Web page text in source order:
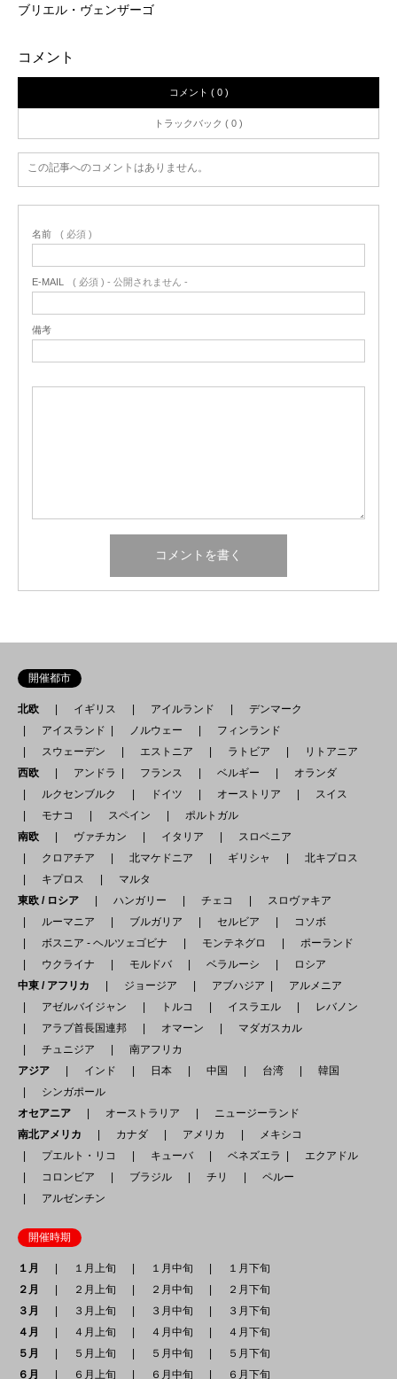
ブリエル・ヴェンザーゴ
コメント
コメント ( 0 )
トラックバック ( 0 )
この記事へのコメントはありません。
名前 ( 必須 )
E-MAIL ( 必須 ) - 公開されません -
備考
開催都市
北欧 イギリス アイルランド
デンマーク
アイスランド
ノルウェー
フィンランド
スウェーデン
エストニア ラトビア
リトアニア
西欧
アンドラ フランス ベルギー
オランダ
ルクセンブルク
ドイツ オーストリア
スイス
モナコ
スペイン
ポルトガル
南欧
ヴァチカン イタリア
スロベニア
クロアチア
北マケドニア ギリシャ
北キプロス
キプロス
マルタ
東欧 / ロシア
ハンガリー チェコ
スロヴァキア
ルーマニア
ブルガリア セルビア
コソボ
ボスニア - ヘルツェゴビナ
モンテネグロ
ポーランド
ウクライナ
モルドバ ベラルーシ
ロシア
中東 / アフリカ
ジョージア アブハジア
アルメニア
アゼルバイジャン
トルコ イスラエル
レバノン
アラブ首長国連邦
オマーン
マダガスカル
チュニジア
南アフリカ
アジア
インド 日本 中国 台湾
韓国
シンガポール
オセアニア
オーストラリア
ニュージーランド
南北アメリカ
カナダ アメリカ
メキシコ
プエルト・リコ
キューバ ベネズエラ
エクアドル
コロンビア
ブラジル チリ
ペルー
アルゼンチン
開催時期
１月 １月上旬 １月中旬
１月下旬
２月
２月上旬 ２月中旬
２月下旬
３月
３月上旬 ３月中旬
３月下旬
４月
４月上旬 ４月中旬
４月下旬
５月
５月上旬 ５月中旬
５月下旬
６月
６月上旬 ６月中旬 ６月下旬